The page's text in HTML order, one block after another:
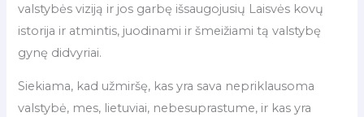
valstybės viziją ir jos garbę išsaugojusių Laisvės kovų
istorija ir atmintis, juodinami ir šmeižiami tą valstybę
gynę didvyriai.
Siekiama, kad užmiršę, kas yra sava nepriklausoma
valstybė, mes, lietuviai, nebesuprastume, ir kas yra